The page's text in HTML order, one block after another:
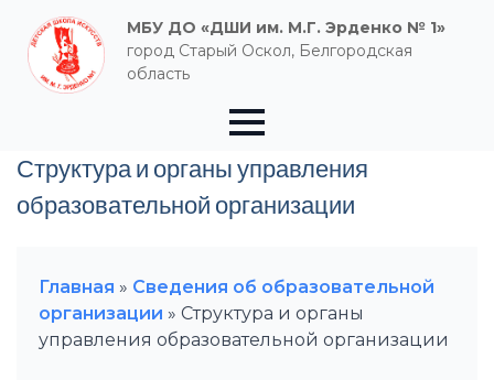
МБУ ДО «ДШИ им. М.Г. Эрденко № 1»
город Старый Оскол, Белгородская
область
Структура и органы управления
образовательной организации
Главная » Сведения об образовательной
организации » Структура и органы
управления образовательной организации